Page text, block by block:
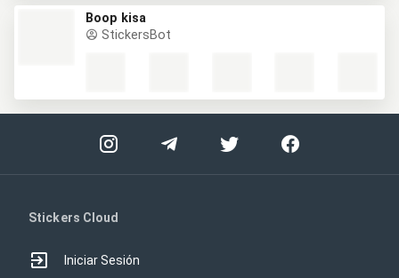
Boop kisa
StickersBot
Stickers Cloud
Iniciar Sesión